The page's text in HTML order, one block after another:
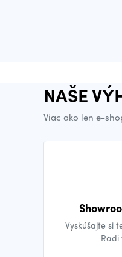
NAŠE
Viac ako len e-
Vyskúšajte si
Radi